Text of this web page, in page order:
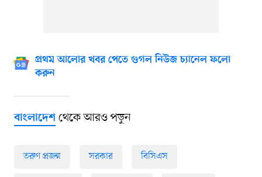
প্রথম আলোর খবর পেতে গুগল নিউজ চ্যানেল ফলো
করুন
বাংলাদেশথেকে আরও পড়ুন
তরুণ প্রজন্ম সরকার বিসিএস